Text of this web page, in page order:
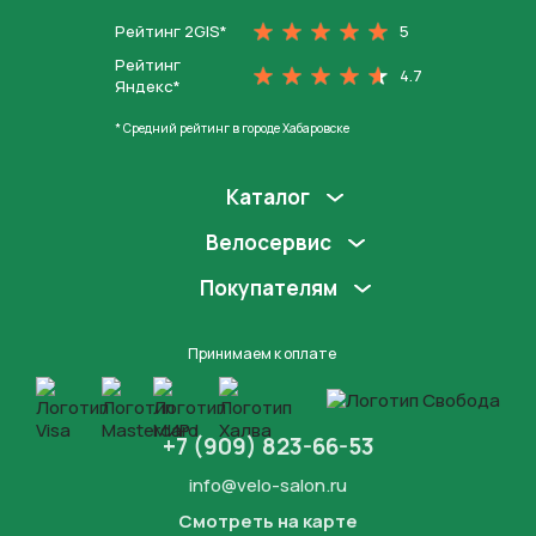
Рейтинг 2GIS*
5
Рейтинг
Яндекс*
4.7
* Средний рейтинг в городе Хабаровске
Каталог
Велосервис
Покупателям
Принимаем к оплате
+7 (909) 823-66-53
info@velo-salon.ru
Смотреть на карте